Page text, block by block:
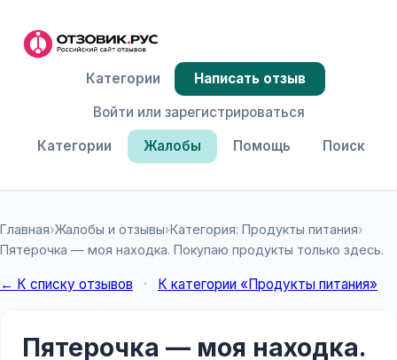
Категории Жалобы Помощь Поиск
Категории
Написать отзыв
Войти или зарегистрироваться
Главная›Жалобы и отзывы›Категория: Продукты питания›
Пятерочка — моя находка. Покупаю продукты только здесь.
← К списку отзывов · К категории «Продукты питания»
Пятерочка — моя находка.